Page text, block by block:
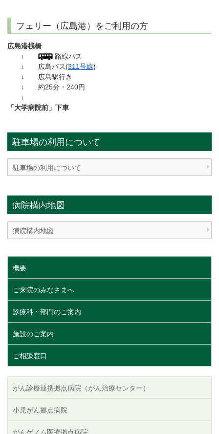
フェリー（広島港）をご利用の方
広島港桟橋
↓
路線バス
↓ 広島バス(311号線)
↓ 広島駅行き
↓ 約25分・240円
↓
「大学病院前」下車
駐車場の利用について
駐車場の利用について
病院構内地図
病院構内地図
概要
ご来院のみなさまへ
診療科・部門のご案内
施設のご案内
ご相談窓口
がん診療連携拠点病院（がん治療センター）
小児がん拠点病院
がんゲノム医療拠点病院